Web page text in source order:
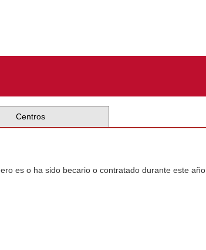
Centros
es o ha sido becario o contratado durante este año.